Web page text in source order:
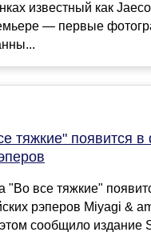
известный как
— первые
тяжкие" появится
"Во все тяжкие"
рэперов Miyagi &
сообщило издание